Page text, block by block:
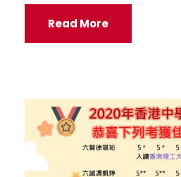
Read More